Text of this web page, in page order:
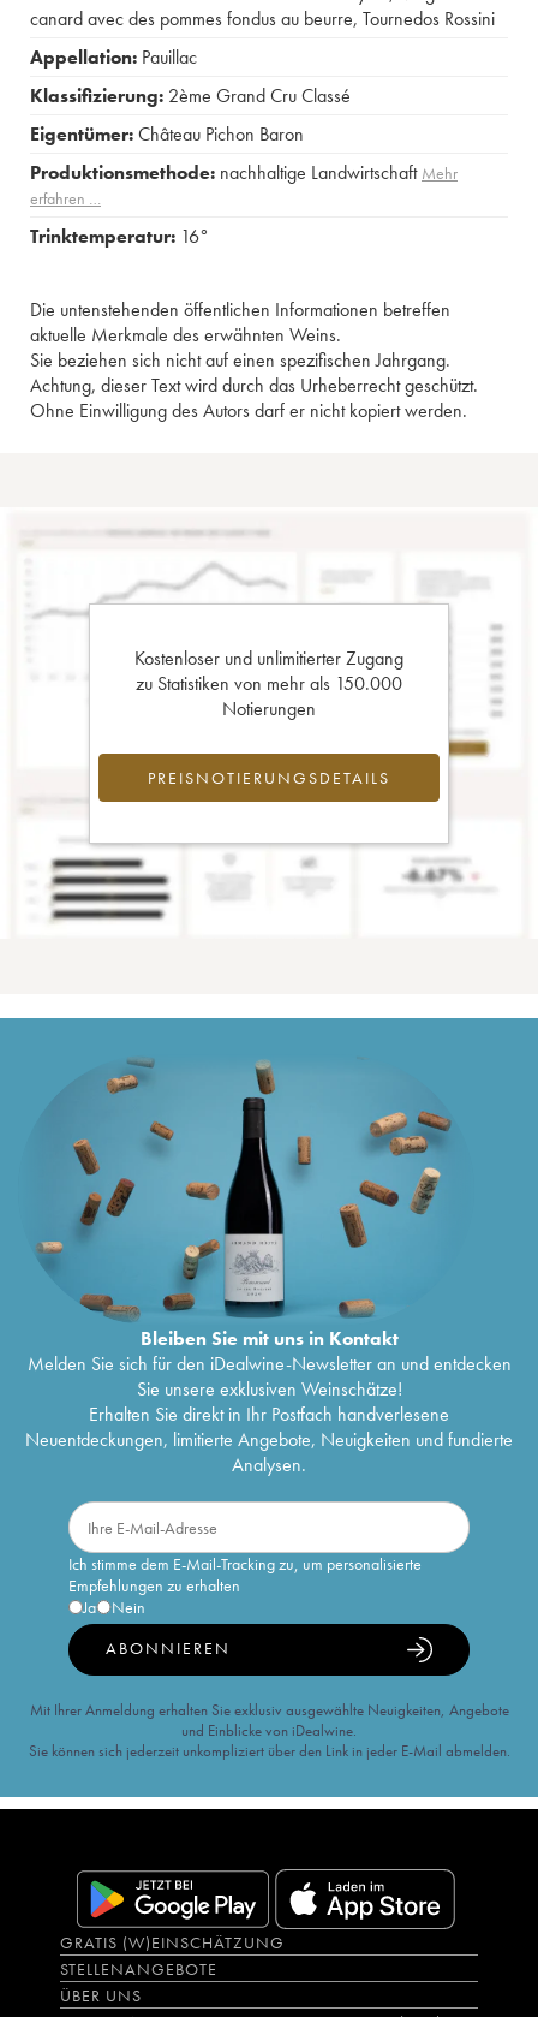
canard avec des pommes fondus au beurre, Tournedos Rossini
Appellation: Pauillac
Klassifizierung: 2ème Grand Cru Classé
Eigentümer:Château Pichon Baron
Produktionsmethode: nachhaltige Landwirtschaft Mehr
erfahren …
Trinktemperatur: 16°
Die untenstehenden öffentlichen Informationen betreffen
aktuelle Merkmale des erwähnten Weins.
Sie beziehen sich nicht auf einen spezifischen Jahrgang.
Achtung, dieser Text wird durch das Urheberrecht geschützt.
Ohne Einwilligung des Autors darf er nicht kopiert werden.
Kostenloser und unlimitierter Zugang
zu Statistiken von mehr als 150.000
Notierungen
PREISNOTIERUNGSDETAILS
Bleiben Sie mit uns in Kontakt
Melden Sie sich für den iDealwine-Newsletter an und entdecken
Sie unsere exklusiven Weinschätze!
Erhalten Sie direkt in Ihr Postfach handverlesene
Neuentdeckungen, limitierte Angebote, Neuigkeiten und fundierte
Analysen.
Ich stimme dem E-Mail-Tracking zu, um personalisierte
Empfehlungen zu erhalten
Ja
Nein
ABONNIEREN
Mit Ihrer Anmeldung erhalten Sie exklusiv ausgewählte Neuigkeiten, Angebote
und Einblicke von iDealwine.
Sie können sich jederzeit unkompliziert über den Link in jeder E-Mail abmelden.
GRATIS (W)EINSCHÄTZUNG
STELLENANGEBOTE
ÜBER UNS